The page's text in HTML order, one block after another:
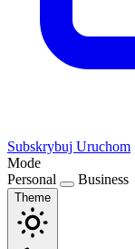
Subskrybuj Uruchom
Mode
Personal
Business
Theme